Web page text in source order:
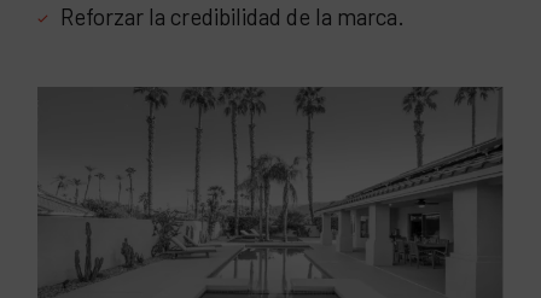
Reforzar la credibilidad de la marca.